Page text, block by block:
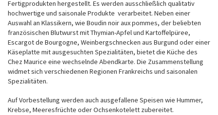
Fertigpro­dukten hergestellt. Es werden ausschließlich qualitativ
hochwertige und saisonale Produkte verarbeitet. Neben einer
Auswahl an Klassikern, wie Boudin noir aux pommes, der beliebten
französischen Blutwurst mit Thy­mian-Apfel und Kartoffelpüree,
Escargot de Bourgogne, Weinbergschnecken aus Burgund oder einer
Käseplatte mit ausgesuchten Spezialitäten, bietet die Küche des
Chez Maurice eine wechselnde Abendkarte. Die Zusammenstellung
widmet sich verschiedenen Regionen Frankreichs und saisonalen
Spezialitäten.
Auf Vorbestellung werden auch ausgefallene Speisen wie Hummer,
Krebse, Meeresfrüchte oder Ochsenkotelett zubereitet.